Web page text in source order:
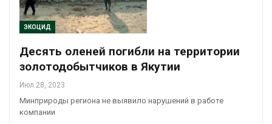
ЭКОЦИД
Десять оленей погибли на территории
золотодобытчиков в Якутии
Июл 28, 2023
Минприроды региона не выявило нарушений в работе
компании